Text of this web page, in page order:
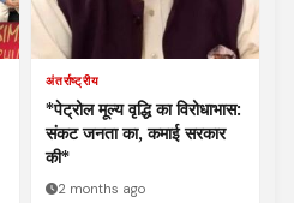
अंतर्राष्ट्रीय
*पेट्रोल मूल्य वृद्धि का विरोधाभास:
संकट जनता का, कमाई सरकार
की*
2 months ago